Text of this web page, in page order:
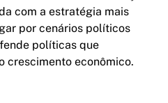
com a estratégia mais
por cenários políticos
políticas que
crescimento econômico.